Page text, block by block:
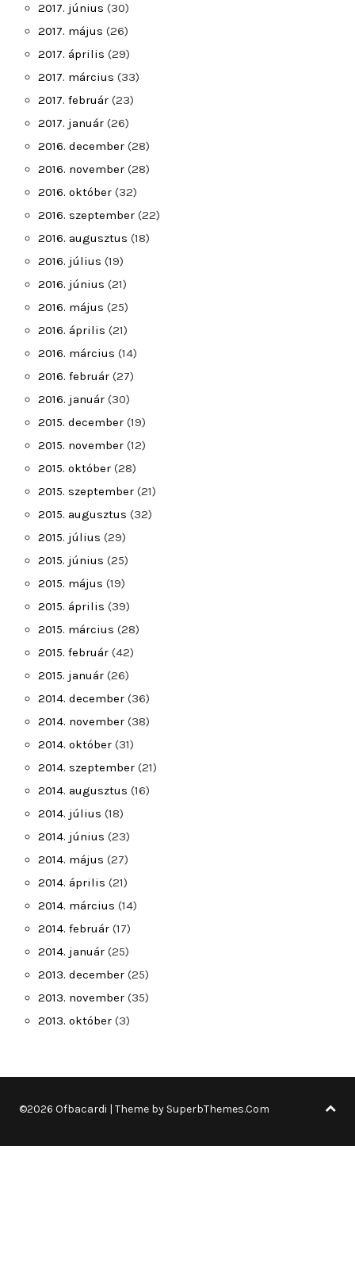
2017. június (30)
2017. május (26)
2017. április (29)
2017. március (33)
2017. február (23)
2017. január (26)
2016. december (28)
2016. november (28)
2016. október (32)
2016. szeptember (22)
2016. augusztus (18)
2016. július (19)
2016. június (21)
2016. május (25)
2016. április (21)
2016. március (14)
2016. február (27)
2016. január (30)
2015. december (19)
2015. november (12)
2015. október (28)
2015. szeptember (21)
2015. augusztus (32)
2015. július (29)
2015. június (25)
2015. május (19)
2015. április (39)
2015. március (28)
2015. február (42)
2015. január (26)
2014. december (36)
2014. november (38)
2014. október (31)
2014. szeptember (21)
2014. augusztus (16)
2014. július (18)
2014. június (23)
2014. május (27)
2014. április (21)
2014. március (14)
2014. február (17)
2014. január (25)
2013. december (25)
2013. november (35)
2013. október (3)
©2026 Ofbacardi | Theme by SuperbThemes.Com